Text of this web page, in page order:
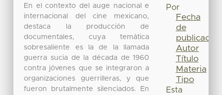
En el contexto del auge nacional e
internacional del cine mexicano,
destaca la producción de
documentales, cuya temática
sobresaliente es la de la llamada
guerra sucia de la década de 1960
contra jóvenes que se integraron a
organizaciones guerrilleras, y que
fueron brutalmente silenciados. En
Por
Fecha
de
publicación
Autor
Título
Materia
Tipo
Esta